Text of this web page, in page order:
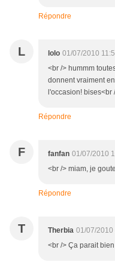
Répondre
L lolo 01/07/2010
<br /> hummm
donnent vraiment
l'occasion! bises<br
Répondre
F fanfan 01/07/2010
<br /> miam, je
Répondre
T Therbia 01/07/2010
<br /> Ça parait